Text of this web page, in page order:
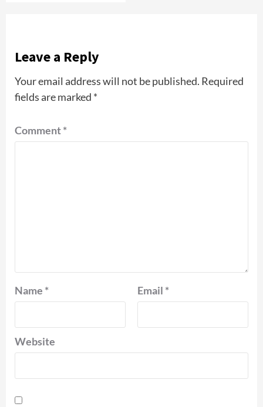
Leave a Reply
Your email address will not be published. Required
fields are marked *
Comment*
Name * Email *
Website